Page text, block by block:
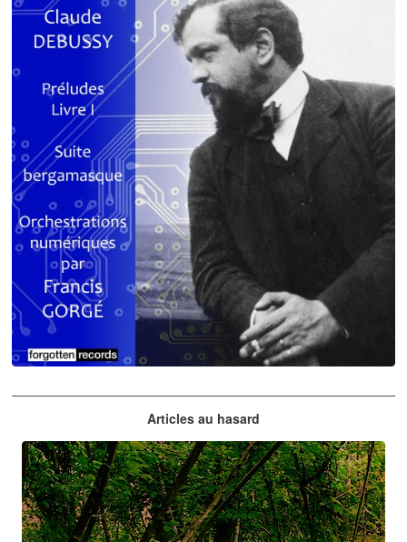
Debussy - Schmitt - Ravel
orchestrations numériques par Francis Gorgé
Articles au hasard